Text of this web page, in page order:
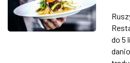
do 5